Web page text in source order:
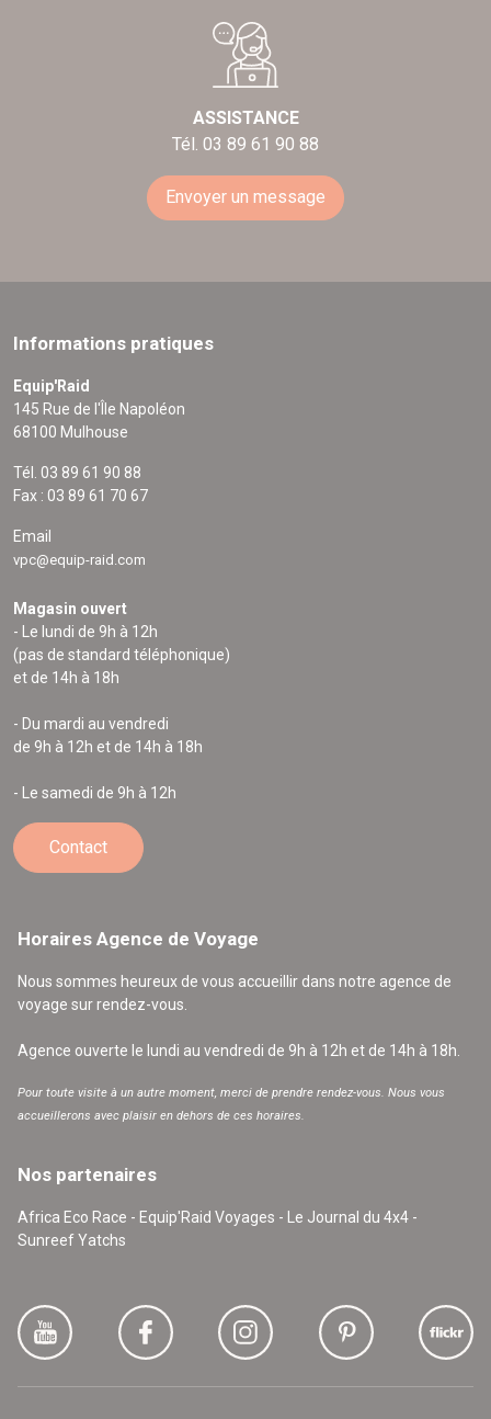
ASSISTANCE
Tél. 03 89 61 90 88
Envoyer un message
Informations pratiques
Equip'Raid
145 Rue de l'Île Napoléon
68100 Mulhouse
Tél. 03 89 61 90 88
Fax : 03 89 61 70 67
Email
vpc@equip-raid.com
Magasin ouvert
- Le lundi de 9h à 12h
(pas de standard téléphonique)
et de 14h à 18h
- Du mardi au vendredi
de 9h à 12h et de 14h à 18h
- Le samedi de 9h à 12h
Contact
Horaires Agence de Voyage
Nous sommes heureux de vous accueillir dans notre agence de
voyage sur rendez-vous.
Agence ouverte le lundi au vendredi de 9h à 12h et de 14h à 18h.
Pour toute visite à un autre moment, merci de prendre rendez-vous. Nous vous
accueillerons avec plaisir en dehors de ces horaires.
Nos partenaires
Africa Eco Race - Equip'Raid Voyages - Le Journal du 4x4 -
Sunreef Yatchs